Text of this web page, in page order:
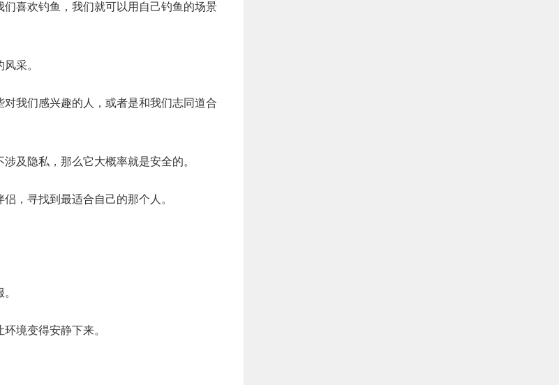
喜欢钓鱼，我们就可以用自己钓鱼的场景
采。
我们感兴趣的人，或者是和我们志同道合
及隐私，那么它大概率就是安全的。
，寻找到最适合自己的那个人。
境变得安静下来。